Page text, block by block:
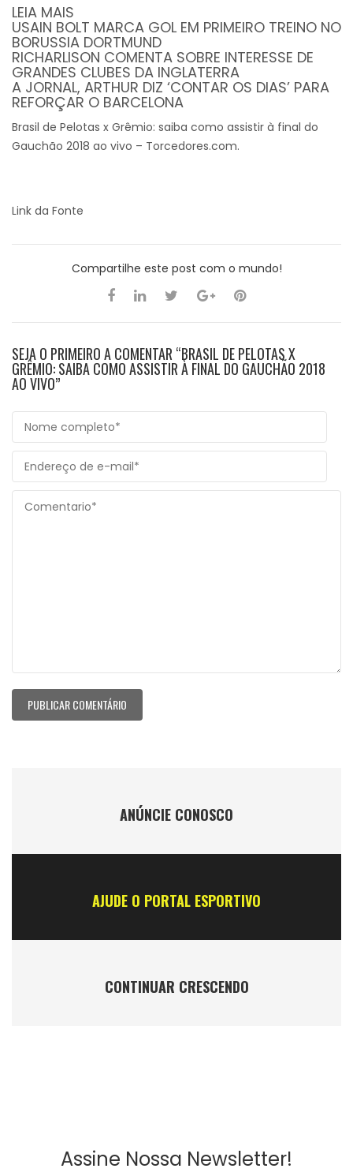
LEIA MAIS
USAIN BOLT MARCA GOL EM PRIMEIRO TREINO NO
BORUSSIA DORTMUND
RICHARLISON COMENTA SOBRE INTERESSE DE
GRANDES CLUBES DA INGLATERRA
A JORNAL, ARTHUR DIZ ‘CONTAR OS DIAS’ PARA
REFORÇAR O BARCELONA
Brasil de Pelotas x Grêmio: saiba como assistir à final do
Gauchão 2018 ao vivo – Torcedores.com.
Link da Fonte
Compartilhe este post com o mundo!
SEJA O PRIMEIRO A COMENTAR “BRASIL DE PELOTAS X
GRÊMIO: SAIBA COMO ASSISTIR À FINAL DO GAUCHÃO 2018
AO VIVO”
ANÚNCIE CONOSCO
AJUDE O PORTAL ESPORTIVO
CONTINUAR CRESCENDO
Assine Nossa Newsletter!